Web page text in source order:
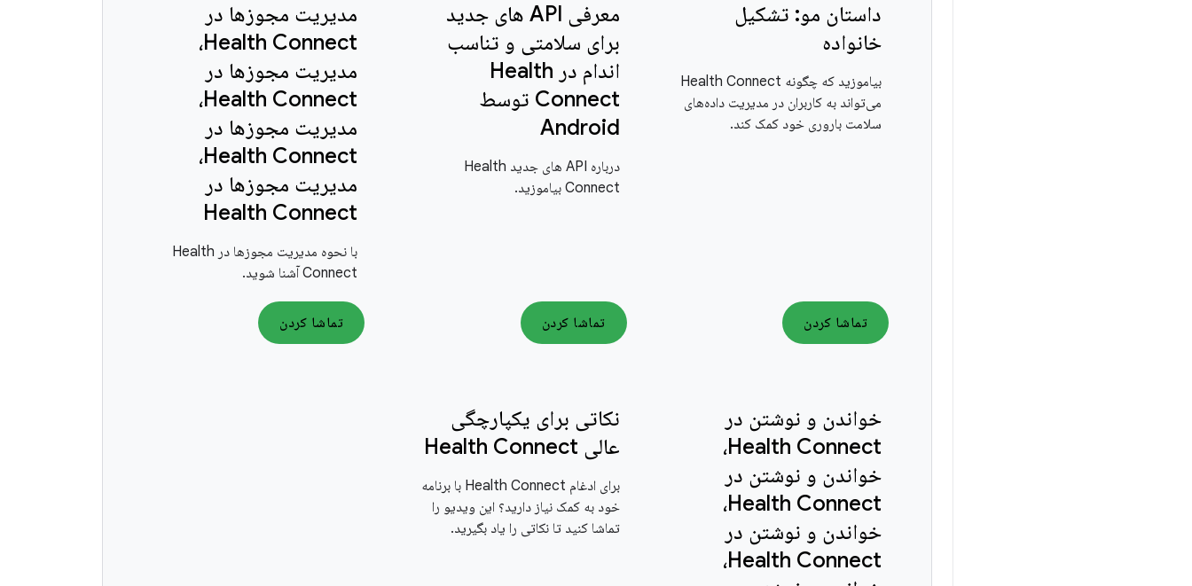
داستان مو: تشکیل
خانواده
بیاموزید که چگونه Health Connect
می‌تواند به کاربران در مدیریت داده‌های
سلامت باروری خود کمک کند.
تماشا کردن
معرفی API های جدید
برای سلامتی و تناسب
اندام در Health
Connect توسط
Android
درباره API های جدید Health
Connect بیاموزید.
تماشا کردن
مدیریت مجوزها در
Health Connect،
مدیریت مجوزها در
Health Connect،
مدیریت مجوزها در
Health Connect،
مدیریت مجوزها در
Health Connect
با نحوه مدیریت مجوزها در Health
Connect آشنا شوید.
تماشا کردن
خواندن و نوشتن در
Health Connect،
خواندن و نوشتن در
Health Connect،
خواندن و نوشتن در
Health Connect،
نکاتی برای یکپارچگی
عالی Health Connect
برای ادغام Health Connect با برنامه
خود به کمک نیاز دارید؟ این ویدیو را
تماشا کنید تا نکاتی را یاد بگیرید.